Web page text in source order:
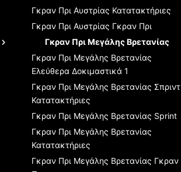
Γκραν Πρι Αυστρίας Κατατακτήριες
Γκραν Πρι Αυστρίας Γκραν Πρι
Γκραν Πρι Μεγάλης Βρετανίας
Γκραν Πρι Μεγάλης Βρετανίας
Ελεύθερα Δοκιμαστικά 1
Γκραν Πρι Μεγάλης Βρετανίας Σπριντ
Κατατακτήριες
Γκραν Πρι Μεγάλης Βρετανίας Sprint
Γκραν Πρι Μεγάλης Βρετανίας
Κατατακτήριες
Γκραν Πρι Μεγάλης Βρετανίας Γκραν